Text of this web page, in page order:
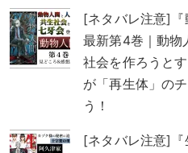
[ネタバレ注意]『
最新第4巻｜動物
社会を作ろうと
が「再生体」の
う！
[ネタバレ注意]『